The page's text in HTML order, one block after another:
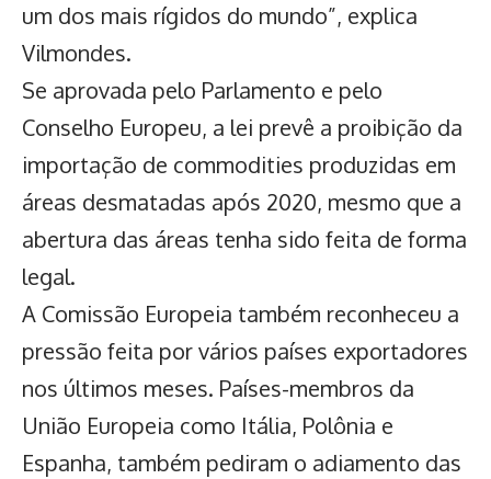
um dos mais rígidos do mundo”, explica
Vilmondes.
Se aprovada pelo Parlamento e pelo
Conselho Europeu, a lei prevê a proibição da
importação de commodities produzidas em
áreas desmatadas após 2020, mesmo que a
abertura das áreas tenha sido feita de forma
legal.
A Comissão Europeia também reconheceu a
pressão feita por vários países exportadores
nos últimos meses. Países-membros da
União Europeia como Itália, Polônia e
Espanha, também pediram o adiamento das